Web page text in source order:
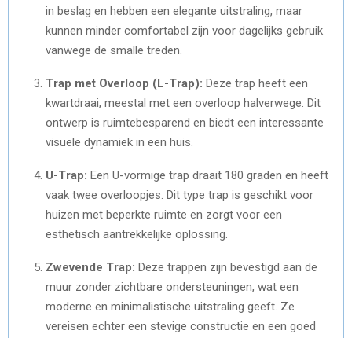
in beslag en hebben een elegante uitstraling, maar
kunnen minder comfortabel zijn voor dagelijks gebruik
vanwege de smalle treden.
Trap met Overloop (L-Trap): Deze trap heeft een
kwartdraai, meestal met een overloop halverwege. Dit
ontwerp is ruimtebesparend en biedt een interessante
visuele dynamiek in een huis.
U-Trap: Een U-vormige trap draait 180 graden en heeft
vaak twee overloopjes. Dit type trap is geschikt voor
huizen met beperkte ruimte en zorgt voor een
esthetisch aantrekkelijke oplossing.
Zwevende Trap: Deze trappen zijn bevestigd aan de
muur zonder zichtbare ondersteuningen, wat een
moderne en minimalistische uitstraling geeft. Ze
vereisen echter een stevige constructie en een goed